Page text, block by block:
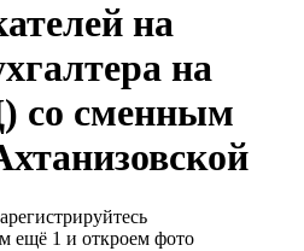
на
на
со сменным
ещё 1 и откроем фото